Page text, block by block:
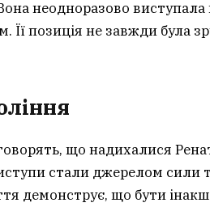
неодноразово
Її позиція не завжди була
що надихалися
стали джерелом сили
демонструє, що бути